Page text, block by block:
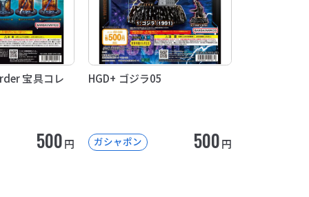
宝具コレ
500円
HGD+ ゴジラ05
ガシャポン 500円